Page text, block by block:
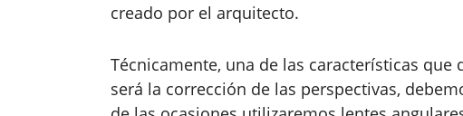
creado por el arquitecto.
Técnicamente, una de las características
será la corrección de las perspectivas,